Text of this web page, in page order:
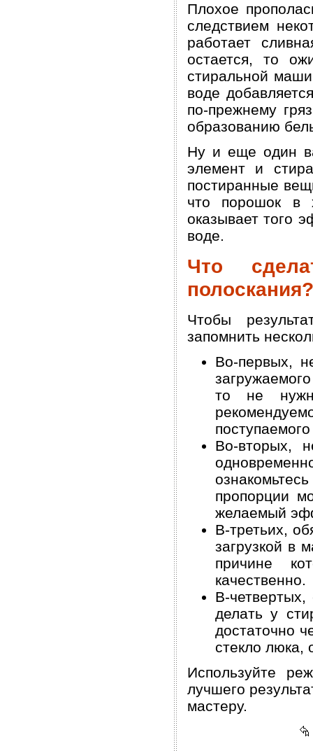
Плохое
следствием
работает
остается, то
стиральной
воде
по-прежнему
образованию
Ну и еще один
элемент и
постиранные
что порошок в
оказывает того
воде.
Что
полоскания?
Чтобы
запомнить
Во-первых,
то не
Во-вторых,
пропорции
желаемый
В-третьих,
загрузкой в
причине
качественно.
В-
делать у
достаточно
стекло люка,
Используйте
лучшего
мастеру.